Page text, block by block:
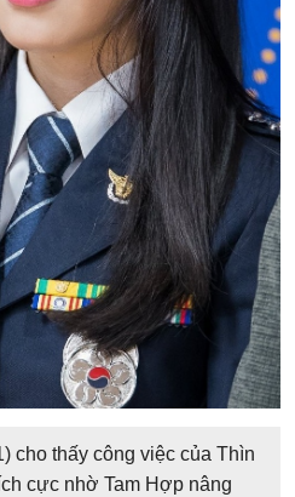
cho thấy công việc của Thìn
cực nhờ Tam Hợp nâng